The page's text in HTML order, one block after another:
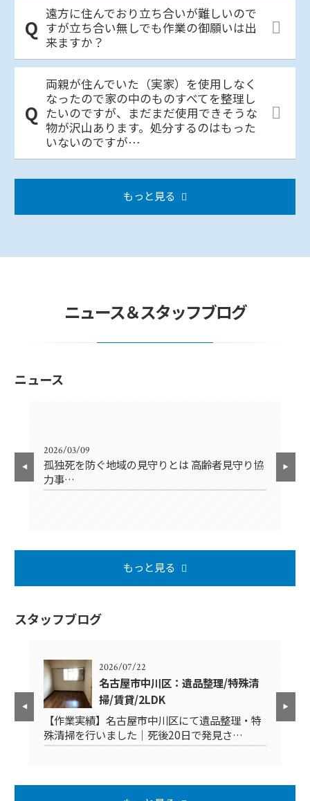
遠方に住んでおり立ち合いが難しいので
すが立ち合い無しでも作業の御願いは出
来ますか？
両親が住んでいた（実家）を使用しなく
なったので家の中のものすべてを整理し
たいのですが、まだまだ使用できそうな
物が沢山あります。処分するのはもった
いないのですが…
もっと見る
ニュース＆スタッフブログ
ニュース
2026/03/09
孤独死を防ぐ地域の見守りとは 高齢者見守り協
力事…
もっと見る
スタッフブログ
2026/07/22
名古屋市中川区：遺品整理/特殊清
掃/賃貸/2LDK
【作業実績】名古屋市中川区にて遺品整理・特
殊清掃を行いました｜死後20日で発見さ…